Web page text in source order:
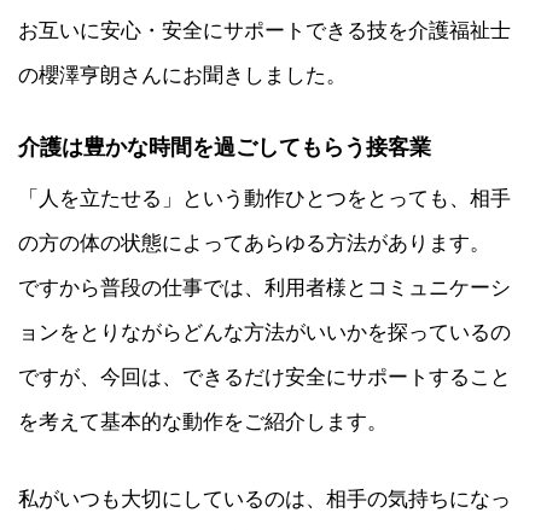
お互いに安心・安全にサポートできる技を介護福祉士
の櫻澤亨朗さんにお聞きしました。
介護は豊かな時間を過ごしてもらう接客業
「人を立たせる」という動作ひとつをとっても、相手
の方の体の状態によってあらゆる方法があります。
ですから普段の仕事では、利用者様とコミュニケーシ
ョンをとりながらどんな方法がいいかを探っているの
ですが、今回は、できるだけ安全にサポートすること
を考えて基本的な動作をご紹介します。
私がいつも大切にしているのは、相手の気持ちになっ